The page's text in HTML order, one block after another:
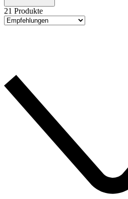
21 Produkte